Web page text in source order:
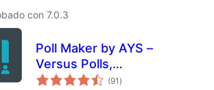
con 7.0.3
Poll Maker by AYS –
Versus Polls,
Anonymous Polls,
(91 total
de
)